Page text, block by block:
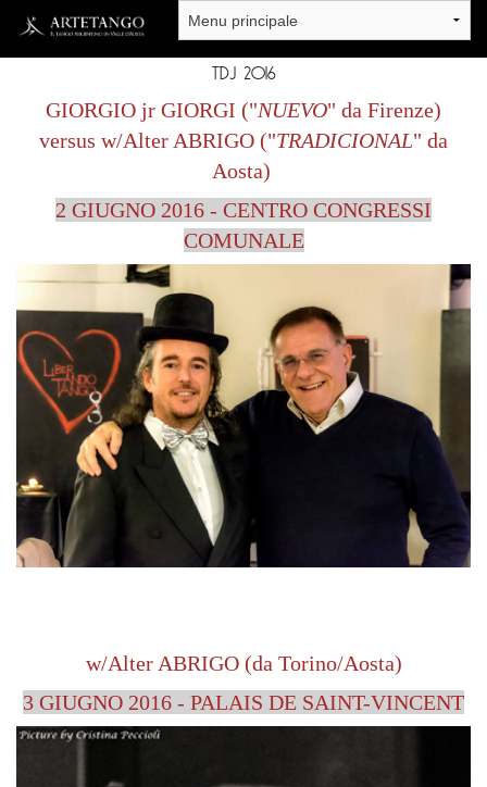
Salta al contenuto principale
TDJ 2016
GIORGIO jr GIORGI ("NUEVO" da Firenze)
versus w/Alter ABRIGO ("TRADICIONAL" da
Aosta)
2 GIUGNO 2016 - CENTRO CONGRESSI
COMUNALE
w/Alter ABRIGO (da Torino/Aosta)
3 GIUGNO 2016 - PALAIS DE SAINT-VINCENT